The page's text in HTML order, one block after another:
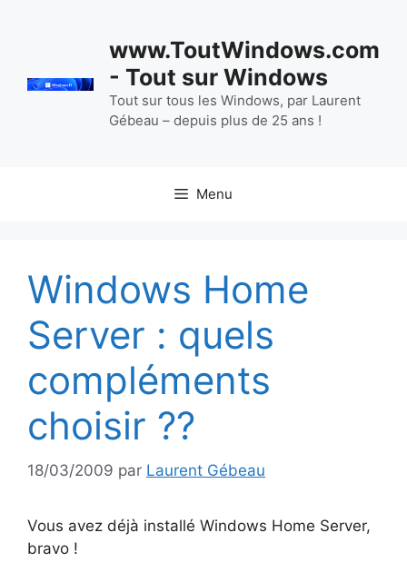
www.ToutWindows.com
- Tout sur Windows
Tout sur tous les Windows, par Laurent
Gébeau – depuis plus de 25 ans !
Menu
Windows Home
Server : quels
compléments
choisir ??
18/03/2009 par Laurent Gébeau
Vous avez déjà installé Windows Home Server,
bravo !